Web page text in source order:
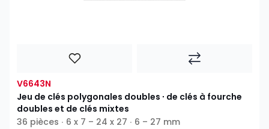
V6643N
Jeu de clés polygonales doubles ∙ de clés à fourche
doubles et de clés mixtes
36 pièces ∙ 6 x 7 – 24 x 27 ∙ 6 – 27 mm